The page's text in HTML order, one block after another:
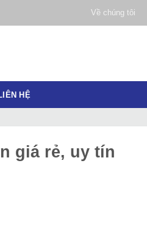
Về chúng tôi
HỆ
giá rẻ, uy tín